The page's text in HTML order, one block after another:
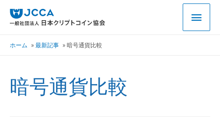
ホーム 最新記事 暗号通貨比較
暗号通貨比較